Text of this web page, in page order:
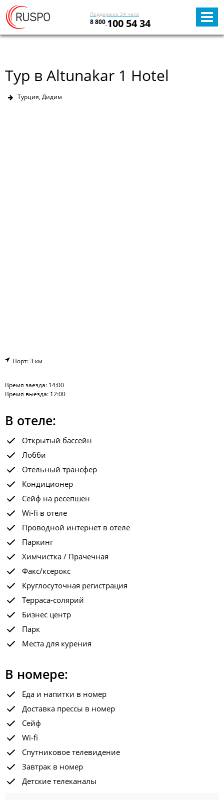
Поддержка 24 часа
8 800 100 54 34
Тур в Altunakar 1 Hotel
Турция, Дидим
Порт: 3 км
Время заезда: 14:00
Время выезда: 12:00
В отеле:
Открытый бассейн
Лобби
Отельный трансфер
Кондиционер
Сейф на ресепшен
Wi-fi в отеле
Проводной интернет в отеле
Паркинг
Химчистка / Прачечная
Факс/ксерокс
Круглосуточная регистрация
Терраса-солярий
Бизнес центр
Парк
Места для курения
В номере:
Еда и напитки в номер
Доставка прессы в номер
Сейф
Wi-fi
Спутниковое телевидение
Завтрак в номер
Детские телеканалы